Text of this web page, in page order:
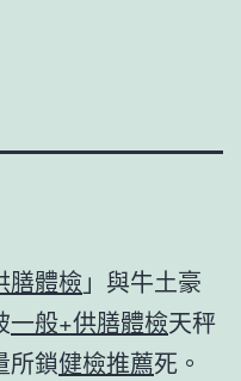
膳體檢 」與牛土豪
一般+供膳體檢天秤
所鎖健檢推薦死。